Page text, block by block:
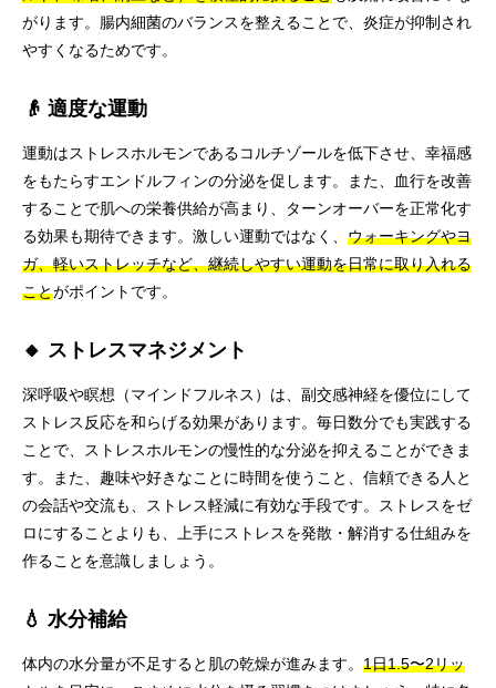
がります。腸内細菌のバランスを整えることで、炎症が抑制され
やすくなるためです。
👴 適度な運動
運動はストレスホルモンであるコルチゾールを低下させ、幸福感
をもたらすエンドルフィンの分泌を促します。また、血行を改善
することで肌への栄養供給が高まり、ターンオーバーを正常化す
る効果も期待できます。激しい運動ではなく、 ウォーキングやヨ
ガ、軽いストレッチなど、継続しやすい運動を日常に取り入れる
ことがポイントです。
🔸 ストレスマネジメント
深呼吸や瞑想（マインドフルネス）は、副交感神経を優位にして
ストレス反応を和らげる効果があります。毎日数分でも実践する
ことで、ストレスホルモンの慢性的な分泌を抑えることができま
す。また、趣味や好きなことに時間を使うこと、信頼できる人と
の会話や交流も、ストレス軽減に有効な手段です。ストレスをゼ
ロにすることよりも、上手にストレスを発散・解消する仕組みを
作ることを意識しましょう。
💧 水分補給
体内の水分量が不足すると肌の乾燥が進みます。 1日1.5〜2リッ